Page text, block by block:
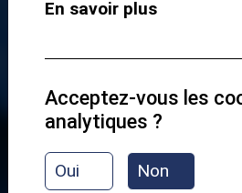
NOS
En savoir plus
Oui Non
Acceptez-vous les
analytiques ?